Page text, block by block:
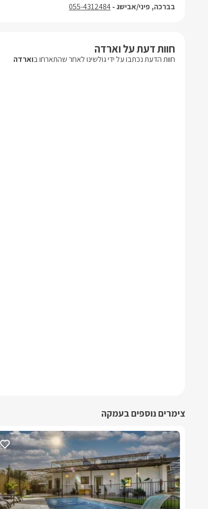
בברכה, פיני/אבישג -055-4312484
חוות דעת על וארדה
חוות הדעת נכתבו על ידי גולשינו לאחר שהתארחו בוארדה
צימרים נוספים בעמקה